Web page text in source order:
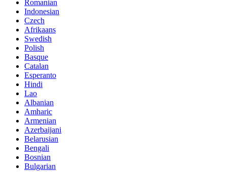
Romanian
Indonesian
Czech
Afrikaans
Swedish
Polish
Basque
Catalan
Esperanto
Hindi
Lao
Albanian
Amharic
Armenian
Azerbaijani
Belarusian
Bengali
Bosnian
Bulgarian